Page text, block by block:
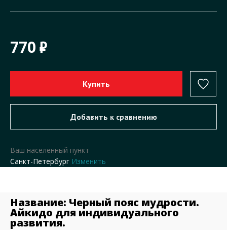
770
Ваш населенный пункт
Санкт-Петербург Изменить
Название: Черный пояс мудрости.
Айкидо для индивидуального
развития.